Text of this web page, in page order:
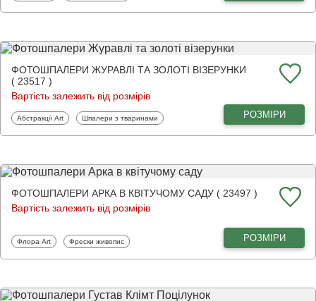
ФОТОШПАЛЕРИ ЖУРАВЛІ ТА ЗОЛОТІ ВІЗЕРУНКИ
( 23517 )
Вартість залежить від розмірів
Фотошпалери
Абстракції Art Фотошпалери
Шпалери з тваринами РОЗМІРИ
ФОТОШПАЛЕРИ АРКА В КВІТУЧОМУ САДУ ( 23497 )
Вартість залежить від розмірів
Фотошпалери
Флора Art Фотошпалери
Фрески живопис РОЗМІРИ